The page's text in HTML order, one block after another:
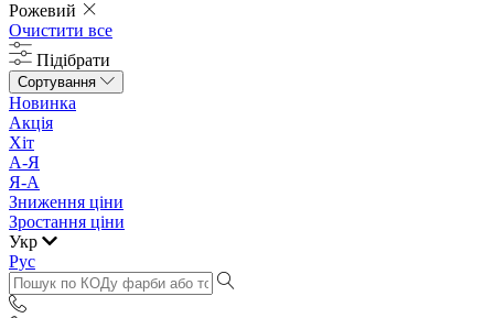
Рожевий
Очистити все
Підібрати
Сортування
Новинка
Акція
Хіт
А-Я
Я-А
Зниження ціни
Зростання ціни
Укр
Рус